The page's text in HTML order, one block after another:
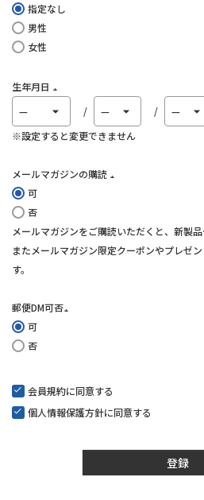
(必
須)
指定なし
男性
女性
生年月日
(必
須)
※設定すると変更できません
メールマガジンの購読
可
否
メールマガジンをご購読いただくと、新製
またメールマガジン限定クーポンやプレゼ
す。
郵便DM可否
可
否
会員規約に同意する
個人情報保護方針に同意する
登録